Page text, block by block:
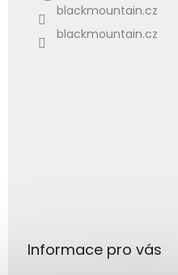
blackmountain.cz
blackmountain.cz
Informace pro vás